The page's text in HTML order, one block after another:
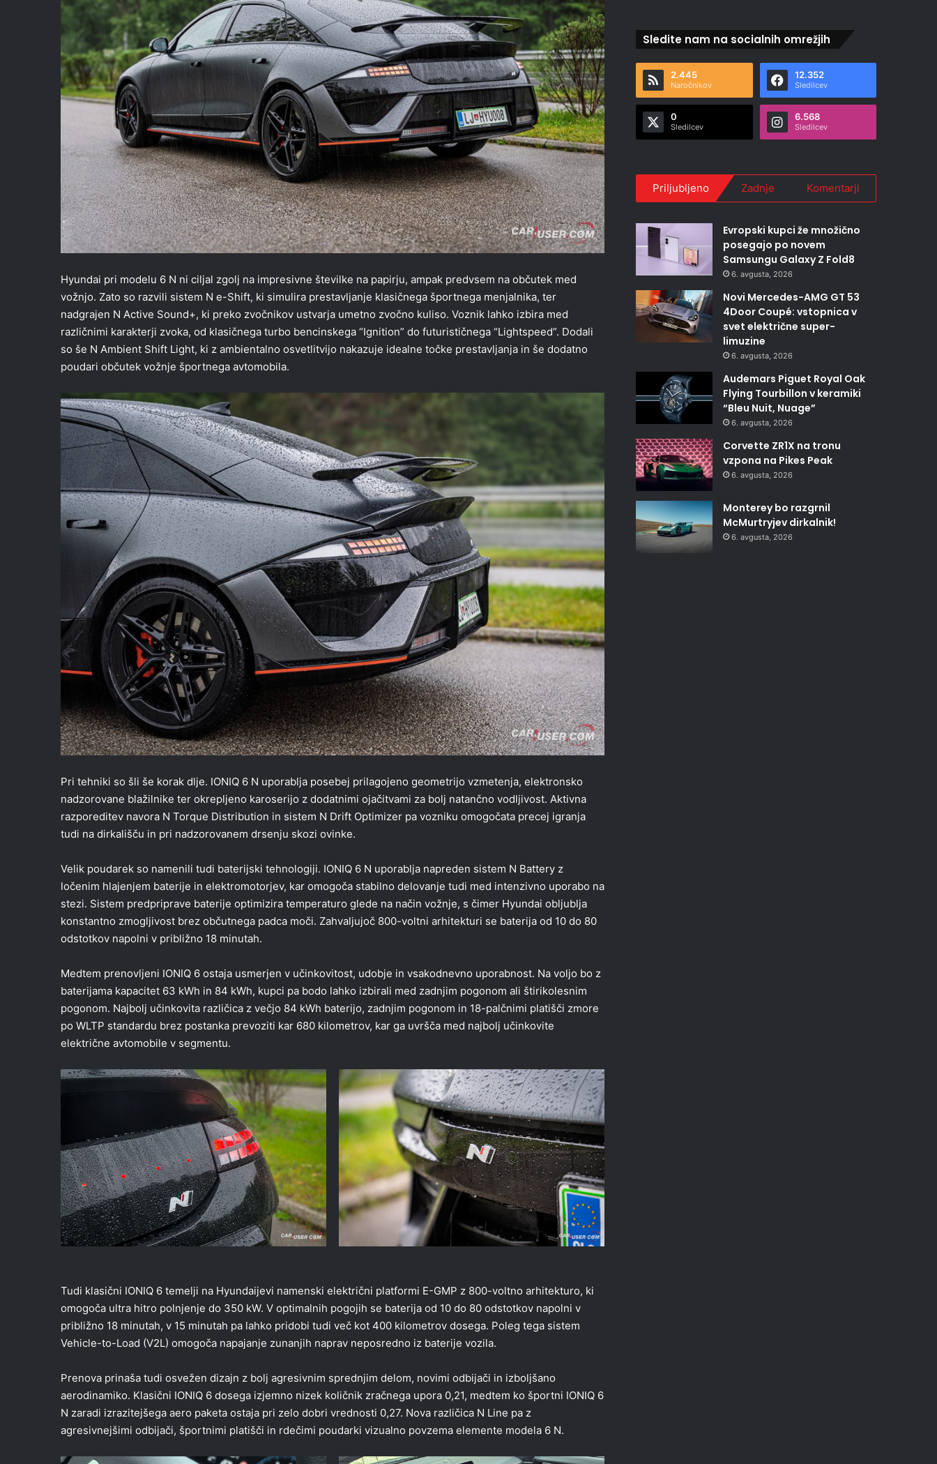
Hyundai pri modelu 6 N ni ciljal zgolj na impresivne številke na papirju, ampak predvsem na občutek med
vožnjo. Zato so razvili sistem N e-Shift, ki simulira prestavljanje klasičnega športnega menjalnika, ter
nadgrajen N Active Sound+, ki preko zvočnikov ustvarja umetno zvočno kuliso. Voznik lahko izbira med
različnimi karakterji zvoka, od klasičnega turbo bencinskega “Ignition” do futurističnega “Lightspeed”. Dodali
so še N Ambient Shift Light, ki z ambientalno osvetlitvijo nakazuje idealne točke prestavljanja in še dodatno
poudari občutek vožnje športnega avtomobila.
Pri tehniki so šli še korak dlje. IONIQ 6 N uporablja posebej prilagojeno geometrijo vzmetenja, elektronsko
nadzorovane blažilnike ter okrepljeno karoserijo z dodatnimi ojačitvami za bolj natančno vodljivost. Aktivna
razporeditev navora N Torque Distribution in sistem N Drift Optimizer pa vozniku omogočata precej igranja
tudi na dirkališču in pri nadzorovanem drsenju skozi ovinke.
Velik poudarek so namenili tudi baterijski tehnologiji. IONIQ 6 N uporablja napreden sistem N Battery z
ločenim hlajenjem baterije in elektromotorjev, kar omogoča stabilno delovanje tudi med intenzivno uporabo na
stezi. Sistem predpriprave baterije optimizira temperaturo glede na način vožnje, s čimer Hyundai obljublja
konstantno zmogljivost brez občutnega padca moči. Zahvaljujoč 800-voltni arhitekturi se baterija od 10 do 80
odstotkov napolni v približno 18 minutah.
Medtem prenovljeni IONIQ 6 ostaja usmerjen v učinkovitost, udobje in vsakodnevno uporabnost. Na voljo bo z
baterijama kapacitet 63 kWh in 84 kWh, kupci pa bodo lahko izbirali med zadnjim pogonom ali štirikolesnim
pogonom. Najbolj učinkovita različica z večjo 84 kWh baterijo, zadnjim pogonom in 18-palčnimi platišči zmore
po WLTP standardu brez postanka prevoziti kar 680 kilometrov, kar ga uvršča med najbolj učinkovite
električne avtomobile v segmentu.
Tudi klasični IONIQ 6 temelji na Hyundaijevi namenski električni platformi E-GMP z 800-voltno arhitekturo, ki
omogoča ultra hitro polnjenje do 350 kW. V optimalnih pogojih se baterija od 10 do 80 odstotkov napolni v
približno 18 minutah, v 15 minutah pa lahko pridobi tudi več kot 400 kilometrov dosega. Poleg tega sistem
Vehicle-to-Load (V2L) omogoča napajanje zunanjih naprav neposredno iz baterije vozila.
Prenova prinaša tudi osvežen dizajn z bolj agresivnim sprednjim delom, novimi odbijači in izboljšano
aerodinamiko. Klasični IONIQ 6 dosega izjemno nizek količnik zračnega upora 0,21, medtem ko športni IONIQ 6
N zaradi izrazitejšega aero paketa ostaja pri zelo dobri vrednosti 0,27. Nova različica N Line pa z
agresivnejšimi odbijači, športnimi platišči in rdečimi poudarki vizualno povzema elemente modela 6 N.
Sledite nam na socialnih omrežjih
2.445
Naročnikov
12.352
Sledilcev
0
Sledilcev
6.568
Sledilcev
Priljubljeno Zadnje Komentarji
Evropski kupci že množično
posegajo po novem
Samsungu Galaxy Z Fold8
6. avgusta, 2026
Novi Mercedes-AMG GT 53
4Door Coupé: vstopnica v
svet električne super-
limuzine
6. avgusta, 2026
Audemars Piguet Royal Oak
Flying Tourbillon v keramiki
“Bleu Nuit, Nuage”
6. avgusta, 2026
Corvette ZR1X na tronu
vzpona na Pikes Peak
6. avgusta, 2026
Monterey bo razgrnil
McMurtryjev dirkalnik!
6. avgusta, 2026